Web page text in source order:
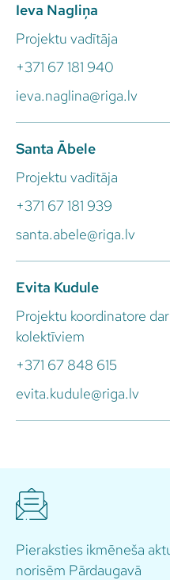
Ieva Nagliņa
Projektu vadītāja
+371 67 181 940
ieva.naglina@riga.lv
Santa Ābele
Projektu vadītāja
+371 67 181 939
santa.abele@riga.lv
Evita Kudule
Projektu koordinatore
kolektīviem
+371 67 848 615
evita.kudule@riga.lv
Pieraksties ikmēneša
norisēm Pārdaugavā